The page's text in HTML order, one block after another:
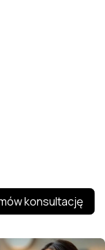
konsultację